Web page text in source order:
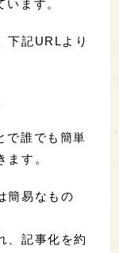
ます。
下記URLより
で誰でも簡単
す。
簡易なもの
、記事化を約